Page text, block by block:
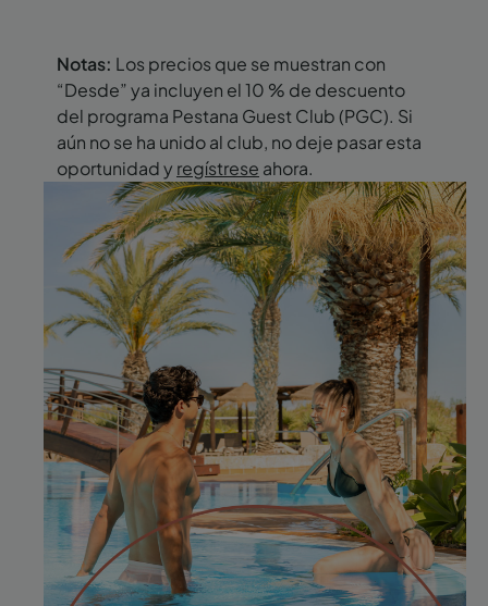
Notas: Los precios que se muestran con
“Desde” ya incluyen el 10 % de descuento
del programa Pestana Guest Club (PGC). Si
aún no se ha unido al club, no deje pasar esta
oportunidad y regístrese ahora.